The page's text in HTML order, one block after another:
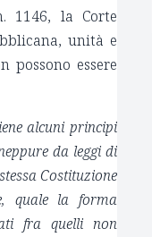
1146, la Corte
unità e
essere
alcuni principi
da leggi di
Costituzione
quale la forma
fra quelli non